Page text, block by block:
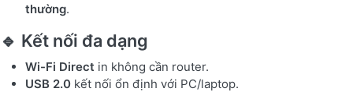
thường.
🔹 Kết nối đa dạng
Wi-Fi Direct in không cần router.
USB 2.0 kết nối ổn định với PC/laptop.